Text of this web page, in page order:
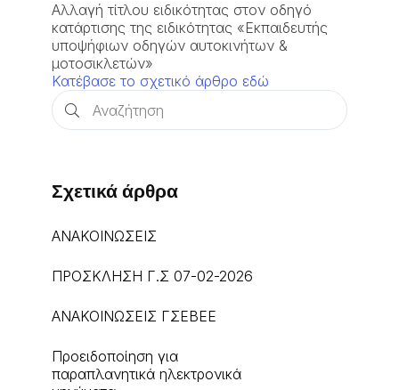
Αλλαγή τίτλου ειδικότητας στον οδηγό
κατάρτισης της ειδικότητας «Εκπαιδευτής
υποψήφιων οδηγών αυτοκινήτων &
μοτοσικλετών»
Κατέβασε το σχετικό άρθρο εδώ
Σχετικά άρθρα
ΑΝΑΚΟΙΝΩΣΕΙΣ
ΠΡΟΣΚΛΗΣΗ Γ.Σ 07-02-2026
ΑΝΑΚΟΙΝΩΣΕΙΣ ΓΣΕΒΕΕ
Προειδοποίηση για
παραπλανητικά ηλεκτρονικά